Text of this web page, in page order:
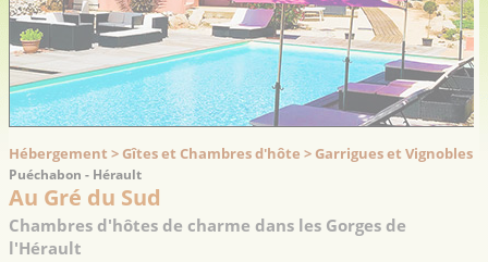
Hébergement > Gîtes et Chambres d'hôte > Garrigues et Vignobles
Puéchabon - Hérault
Au Gré du Sud
Chambres d'hôtes de charme dans les Gorges de
l'Hérault